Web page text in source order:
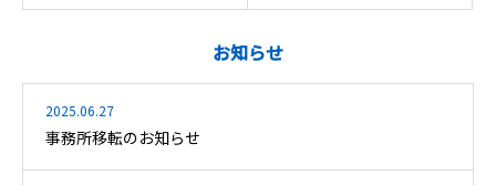
お知らせ
2025.06.27
事務所移転のお知らせ